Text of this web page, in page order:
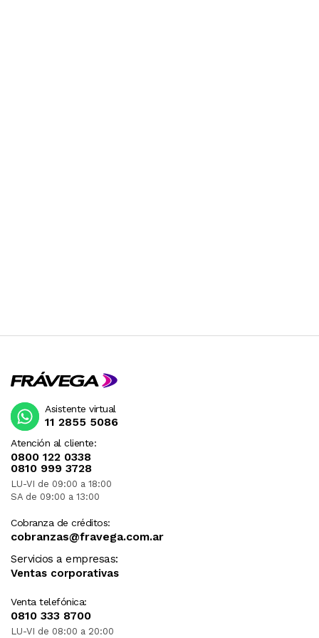
Atención al cliente:
0800 122 0338
0810 999 3728
LU-VI de 09:00 a 18:00
SA de 09:00 a 13:00
Cobranza de créditos:
cobranzas@fravega.com.ar
Servicios a empresas:
Ventas corporativas
Venta telefónica:
0810 333 8700
LU-VI de 08:00 a 20:00
Asistente virtual
11 2855 5086